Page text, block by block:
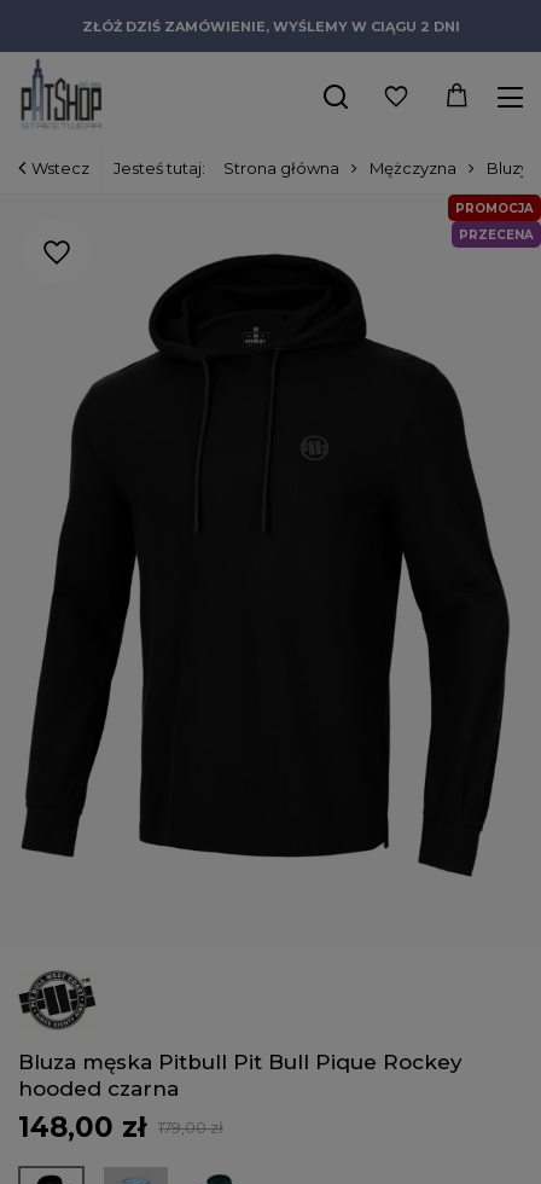
ZŁÓŻ DZIŚ ZAMÓWIENIE, WYŚLEMY W CIĄGU 2 DNI
Wstecz Jesteś tutaj: Strona główna Mężczyzna Bluzy
PROMOCJA
PRZECENA
Bluza męska Pitbull Pit Bull Pique Rockey
hooded czarna
148,00 zł 179,00 zł